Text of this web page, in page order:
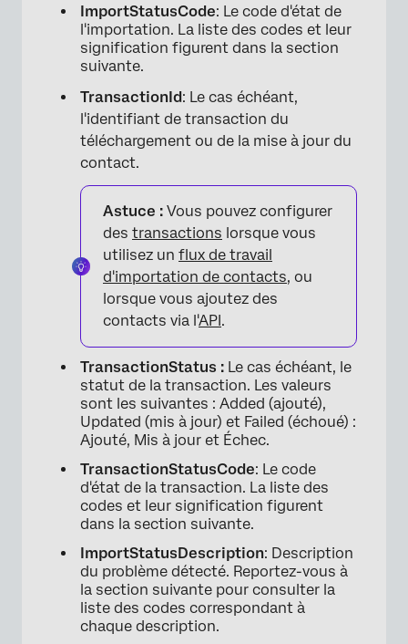
ImportStatusCode: Le code d'état de
l'importation. La liste des codes et leur
signification figurent dans la section
suivante.
TransactionId: Le cas échéant,
l'identifiant de transaction du
téléchargement ou de la mise à jour du
contact.
Astuce : Vous pouvez configurer
des transactions lorsque vous
utilisez un flux de travail
d'importation de contacts, ou
lorsque vous ajoutez des
contacts via l'API.
TransactionStatus : Le cas échéant, le
statut de la transaction. Les valeurs
sont les suivantes : Added (ajouté),
Updated (mis à jour) et Failed (échoué) :
Ajouté, Mis à jour et Échec.
TransactionStatusCode: Le code
d'état de la transaction. La liste des
codes et leur signification figurent
dans la section suivante.
ImportStatusDescription: Description
du problème détecté. Reportez-vous à
la section suivante pour consulter la
liste des codes correspondant à
chaque description.